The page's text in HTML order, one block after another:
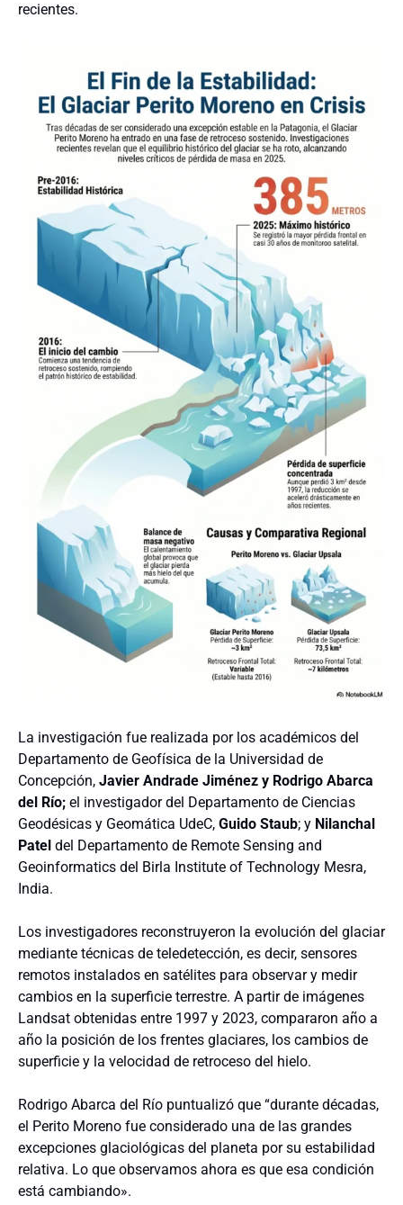
recientes.
La investigación fue realizada por los académicos del
Departamento de Geofísica de la Universidad de
Concepción, Javier Andrade Jiménez y Rodrigo Abarca
del Río; el investigador del Departamento de Ciencias
Geodésicas y Geomática UdeC, Guido Staub; y Nilanchal
Patel del Departamento de Remote Sensing and
Geoinformatics del Birla Institute of Technology Mesra,
India.
Los investigadores reconstruyeron la evolución del glaciar
mediante técnicas de teledetección, es decir, sensores
remotos instalados en satélites para observar y medir
cambios en la superficie terrestre. A partir de imágenes
Landsat obtenidas entre 1997 y 2023, compararon año a
año la posición de los frentes glaciares, los cambios de
superficie y la velocidad de retroceso del hielo.
Rodrigo Abarca del Río puntualizó que “durante décadas,
el Perito Moreno fue considerado una de las grandes
excepciones glaciológicas del planeta por su estabilidad
relativa. Lo que observamos ahora es que esa condición
está cambiando».